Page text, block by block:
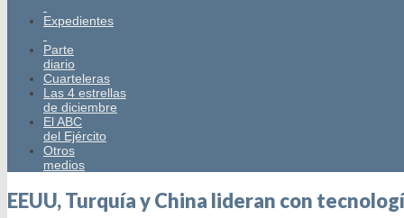
Expedientes
Parte
diario
Cuarteleras
Las 4 estrellas
de diciembre
El ABC
del Ejército
Otros
medios
EEUU, Turquía y China lideran con